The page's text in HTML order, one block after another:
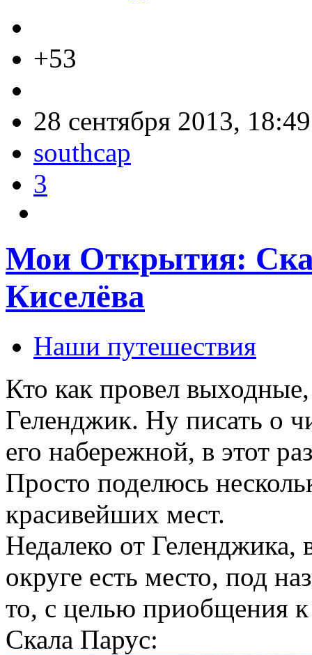
+53
28 сентября 2013, 18:49
southcap
3
Мои Открытия:
Киселёва
Наши путешествия
Кто как провел
Геленджик. Ну писать о
его набережной, в этот
Просто поделюсь
красивейших мест.
Недалеко от
округе есть место, под
то, с целью приобщения
Скала Парус: